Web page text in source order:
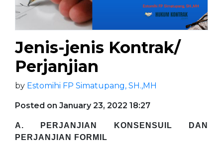
Jenis-jenis Kontrak/
Perjanjian
by Estomihi FP Simatupang, SH.,MH
Posted on January 23, 2022 18:27
A. PERJANJIAN KONSENSUIL DAN
PERJANJIAN FORMIL